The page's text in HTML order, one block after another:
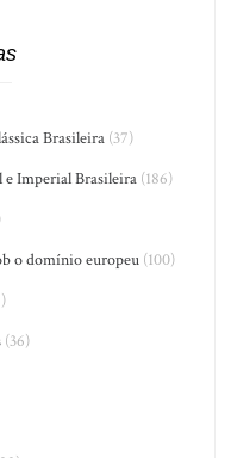
Brasileira (37)
e Imperial Brasileira (186)
o domínio europeu(100)
(36)